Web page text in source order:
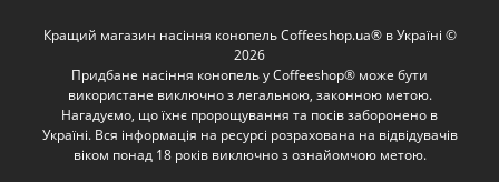
Кращий магазин насіння конопель Coffeeshop.ua® в Україні ©
2026
Придбане насіння конопель у Coffeeshop® може бути
використане виключно з легальною, законною метою.
Нагадуємо, що їхнє пророщування та посів заборонено в
Україні. Вся інформація на ресурсі розрахована на відвідувачів
віком понад 18 років виключно з ознайомчою метою.